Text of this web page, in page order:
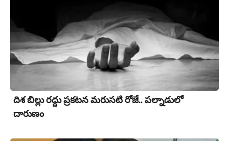
దిశ బిల్లు రద్దు ప్రకటన మరుసటి రోజే.. పల్నాడులో
దారుణం